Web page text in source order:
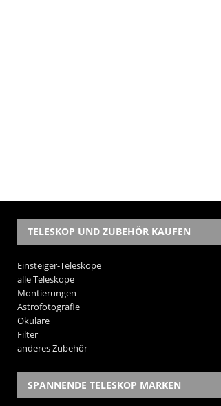
TELESKOP UND ZUBEHÖR KAUFEN
Einsteiger-Teleskope
alle Teleskope
Montierungen
Astrofotografie
Okulare
Filter
anderes Zubehör
SPANNENDE TELESKOP MARKEN